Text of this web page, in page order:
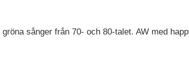
sånger från 70- och 80-talet. AW med